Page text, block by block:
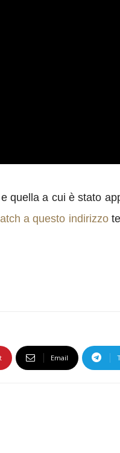
quella a cui è stato
a questo indirizzo
Email